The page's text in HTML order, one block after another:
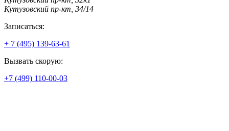
Кутузовский пр-кт, 34/14
Записаться:
+ 7 (495) 139-63-61
Вызвать скорую:
+7 (499) 110-00-03